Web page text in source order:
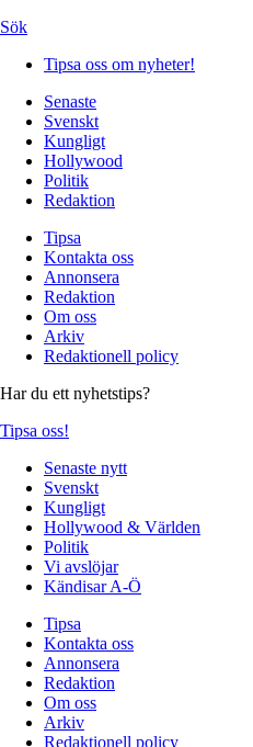
Sök
Tipsa oss om nyheter!
Senaste
Svenskt
Kungligt
Hollywood
Politik
Redaktion
Tipsa
Kontakta oss
Annonsera
Redaktion
Om oss
Arkiv
Redaktionell policy
Har du ett nyhetstips?
Tipsa oss!
Senaste nytt
Svenskt
Kungligt
Hollywood & Världen
Politik
Vi avslöjar
Kändisar A-Ö
Tipsa
Kontakta oss
Annonsera
Redaktion
Om oss
Arkiv
Redaktionell policy